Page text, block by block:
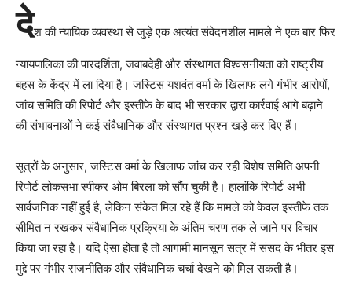
देश की न्यायिक व्यवस्था से जुड़े एक अत्यंत संवेदनशील मामले ने एक बार फिर
न्यायपालिका की पारदर्शिता, जवाबदेही और संस्थागत विश्वसनीयता को राष्ट्रीय
बहस के केंद्र में ला दिया है। जस्टिस यशवंत वर्मा के खिलाफ लगे गंभीर आरोपों,
जांच समिति की रिपोर्ट और इस्तीफे के बाद भी सरकार द्वारा कार्रवाई आगे बढ़ाने
की संभावनाओं ने कई संवैधानिक और संस्थागत प्रश्न खड़े कर दिए हैं।
सूत्रों के अनुसार, जस्टिस वर्मा के खिलाफ जांच कर रही विशेष समिति अपनी
रिपोर्ट लोकसभा स्पीकर ओम बिरला को सौंप चुकी है। हालांकि रिपोर्ट अभी
सार्वजनिक नहीं हुई है, लेकिन संकेत मिल रहे हैं कि मामले को केवल इस्तीफे तक
सीमित न रखकर संवैधानिक प्रक्रिया के अंतिम चरण तक ले जाने पर विचार
किया जा रहा है। यदि ऐसा होता है तो आगामी मानसून सत्र में संसद के भीतर इस
मुद्दे पर गंभीर राजनीतिक और संवैधानिक चर्चा देखने को मिल सकती है।